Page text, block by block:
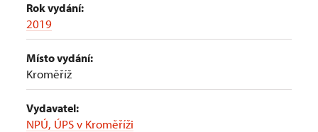
Rok vydání:
2019
Místo vydání:
Kroměříž
Vydavatel:
NPÚ, ÚPS v Kroměříži